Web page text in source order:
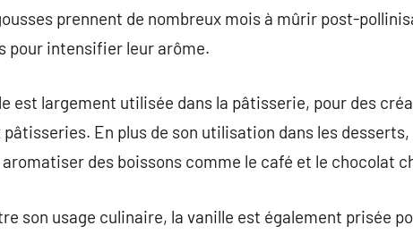
prennent de nombreux mois à mûrir post-
pour intensifier leur arôme.
est largement utilisée dans la pâtisserie, pour des
En plus de son utilisation dans les
des boissons comme le café et le chocolat
son usage culinaire, la vanille est également prisée